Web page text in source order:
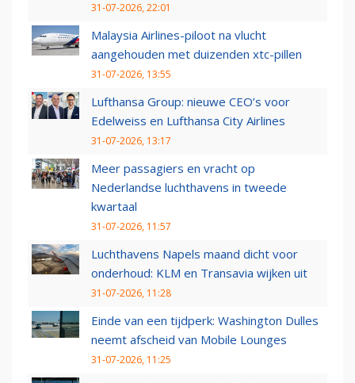
31-07-2026, 22:01
Malaysia Airlines-piloot na vlucht
aangehouden met duizenden xtc-pillen
31-07-2026, 13:55
Lufthansa Group: nieuwe CEO’s voor
Edelweiss en Lufthansa City Airlines
31-07-2026, 13:17
Meer passagiers en vracht op
Nederlandse luchthavens in tweede
kwartaal
31-07-2026, 11:57
Luchthavens Napels maand dicht voor
onderhoud: KLM en Transavia wijken uit
31-07-2026, 11:28
Einde van een tijdperk: Washington Dulles
neemt afscheid van Mobile Lounges
31-07-2026, 11:25